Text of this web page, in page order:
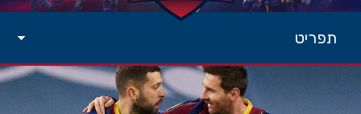
תפריט